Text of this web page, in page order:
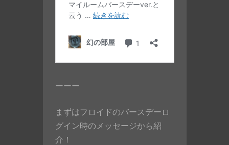
ーーー
まずはフロイドのバースデーロ
グイン時のメッセージから紹
介！